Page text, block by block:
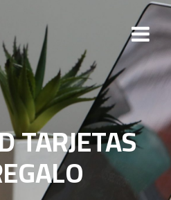
TARJETAS